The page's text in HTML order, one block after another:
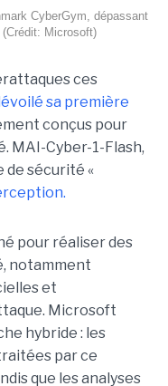
CyberGym, dépassant
Microsoft)
ces
sa première
conçus pour
MAI-Cyber-1-Flash,
de sécurité «
pour réaliser des
notamment
et
Microsoft
hybride : les
par ce
que les analyses